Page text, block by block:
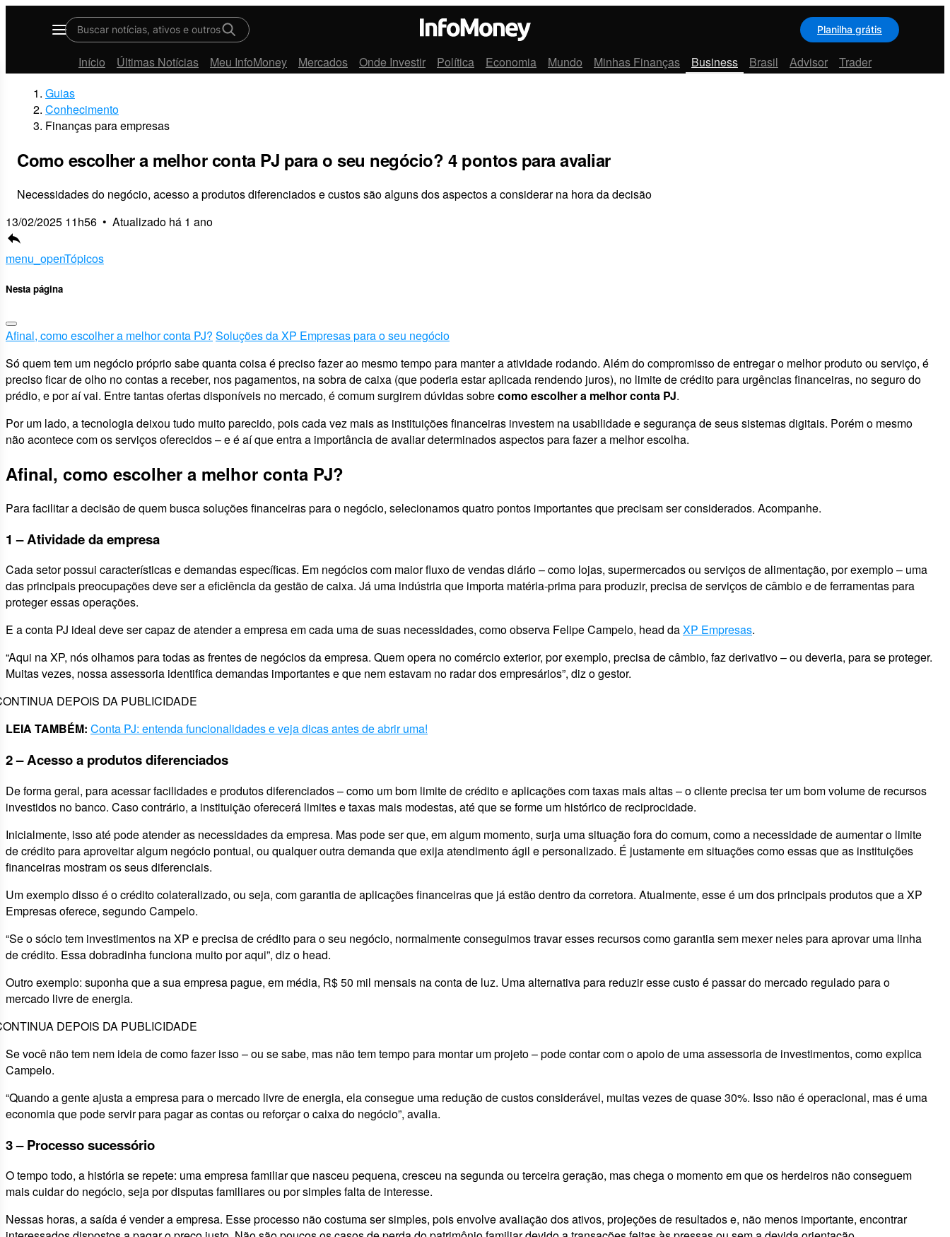
Menu
Buscar notícias, ativos e outros Planilha grátis
Início Últimas Notícias Meu InfoMoney Mercados Onde Investir Política Economia Mundo Minhas Finanças Business Brasil Advisor
Trader
Guias
Conhecimento
Finanças para empresas
Como escolher a melhor conta PJ para o seu negócio? 4 pontos para avaliar
Necessidades do negócio, acesso a produtos diferenciados e custos são alguns dos aspectos a considerar na hora da decisão
13/02/2025 11h56 • Atualizado há 1 ano
reply
menu_openTópicos
Nesta página
Afinal, como escolher a melhor conta PJ? Soluções da XP Empresas para o seu negócio
Só quem tem um negócio próprio sabe quanta coisa é preciso fazer ao mesmo tempo para manter a atividade rodando. Além do compromisso de entregar o melhor produto ou serviço, é
preciso ficar de olho no contas a receber, nos pagamentos, na sobra de caixa (que poderia estar aplicada rendendo juros), no limite de crédito para urgências financeiras, no seguro do
prédio, e por aí vai. Entre tantas ofertas disponíveis no mercado, é comum surgirem dúvidas sobrecomo escolher a melhor conta PJ.
Por um lado, a tecnologia deixou tudo muito parecido, pois cada vez mais as instituições financeiras investem na usabilidade e segurança de seus sistemas digitais. Porém o mesmo
não acontece com os serviços oferecidos – e é aí que entra a importância de avaliar determinados aspectos para fazer a melhor escolha.
Afinal, como escolher a melhor conta PJ?
Para facilitar a decisão de quem busca soluções financeiras para o negócio, selecionamos quatro pontos importantes que precisam ser considerados. Acompanhe.
1 – Atividade da empresa
Cada setor possui características e demandas específicas. Em negócios com maior fluxo de vendas diário – como lojas, supermercados ou serviços de alimentação, por exemplo – uma
das principais preocupações deve ser a eficiência da gestão de caixa. Já uma indústria que importa matéria-prima para produzir, precisa de serviços de câmbio e de ferramentas para
proteger essas operações.
E a conta PJ ideal deve ser capaz de atender a empresa em cada uma de suas necessidades, como observa Felipe Campelo, head daXP Empresas.
“Aqui na XP, nós olhamos para todas as frentes de negócios da empresa. Quem opera no comércio exterior, por exemplo, precisa de câmbio, faz derivativo – ou deveria, para se proteger.
Muitas vezes, nossa assessoria identifica demandas importantes e que nem estavam no radar dos empresários”, diz o gestor.
DEPOIS DA PUBLICIDADE
LEIA TAMBÉM: Conta PJ: entenda funcionalidades e veja dicas antes de abrir uma!
2 – Acesso a produtos diferenciados
De forma geral, para acessar facilidades e produtos diferenciados – como um bom limite de crédito e aplicações com taxas mais altas – o cliente precisa ter um bom volume de recursos
investidos no banco. Caso contrário, a instituição oferecerá limites e taxas mais modestas, até que se forme um histórico de reciprocidade.
Inicialmente, isso até pode atender as necessidades da empresa. Mas pode ser que, em algum momento, surja uma situação fora do comum, como a necessidade de aumentar o limite
de crédito para aproveitar algum negócio pontual, ou qualquer outra demanda que exija atendimento ágil e personalizado. É justamente em situações como essas que as instituições
financeiras mostram os seus diferenciais.
Um exemplo disso é o crédito colateralizado, ou seja, com garantia de aplicações financeiras que já estão dentro da corretora. Atualmente, esse é um dos principais produtos que a XP
Empresas oferece, segundo Campelo.
“Se o sócio tem investimentos na XP e precisa de crédito para o seu negócio, normalmente conseguimos travar esses recursos como garantia sem mexer neles para aprovar uma linha
de crédito. Essa dobradinha funciona muito por aqui”, diz o head.
Outro exemplo: suponha que a sua empresa pague, em média, R$ 50 mil mensais na conta de luz. Uma alternativa para reduzir esse custo é passar do mercado regulado para o
mercado livre de energia.
DEPOIS DA PUBLICIDADE
Se você não tem nem ideia de como fazer isso – ou se sabe, mas não tem tempo para montar um projeto – pode contar com o apoio de uma assessoria de investimentos, como explica
Campelo.
“Quando a gente ajusta a empresa para o mercado livre de energia, ela consegue uma redução de custos considerável, muitas vezes de quase 30%. Isso não é operacional, mas é uma
economia que pode servir para pagar as contas ou reforçar o caixa do negócio”, avalia.
3 – Processo sucessório
O tempo todo, a história se repete: uma empresa familiar que nasceu pequena, cresceu na segunda ou terceira geração, mas chega o momento em que os herdeiros não conseguem
mais cuidar do negócio, seja por disputas familiares ou por simples falta de interesse.
Nessas horas, a saída é vender a empresa. Esse processo não costuma ser simples, pois envolve avaliação dos ativos, projeções de resultados e, não menos importante, encontrar